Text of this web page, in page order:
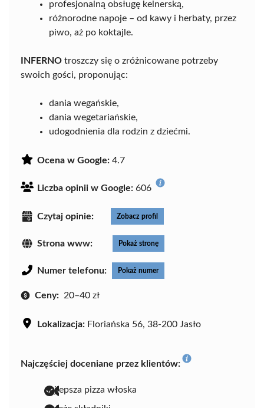
profesjonalną obsługę kelnerską,
różnorodne napoje – od kawy i herbaty, przez
piwo, aż po koktajle.
INFERNO troszczy się o zróżnicowane potrzeby
swoich gości, proponując:
dania wegańskie,
dania wegetariańskie,
udogodnienia dla rodzin z dziećmi.
Ocena w Google: 4.7
Liczba opinii w Google: 606
Czytaj opinie: Zobacz profil
Strona www: Pokaż stronę
Numer telefonu: Pokaż numer
Ceny: 20–40 zł
Lokalizacja: Floriańska 56, 38-200 Jasło
Najczęściej doceniane przez klientów:
najlepsza pizza włoska